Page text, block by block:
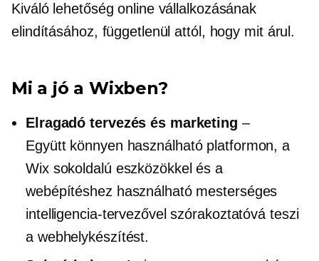
Kiváló lehetőség online vállalkozásának
elindításához, függetlenül attól, hogy mit árul.
Mi a jó a Wixben?
Elragadó tervezés és marketing –
Együtt könnyen használhatóplatformon, a
Wix sokoldalú eszközökkel és a
webépítéshez használható mesterséges
intelligencia-tervezővel szórakoztatóvá teszi
a webhelykészítést.